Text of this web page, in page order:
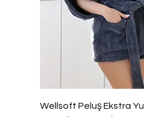
Wellsoft Peluş Ekstra